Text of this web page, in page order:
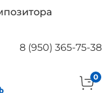
8 (950) 365-75-38
0